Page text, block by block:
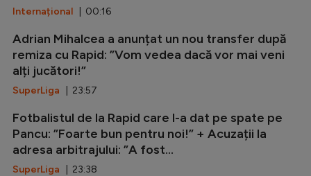
Internațional | 00:16
Adrian Mihalcea a anunțat un nou transfer după
remiza cu Rapid: ”Vom vedea dacă vor mai veni
alți jucători!”
SuperLiga | 23:57
Fotbalistul de la Rapid care l-a dat pe spate pe
Pancu: ”Foarte bun pentru noi!” + Acuzații la
adresa arbitrajului: ”A fost...
SuperLiga | 23:38